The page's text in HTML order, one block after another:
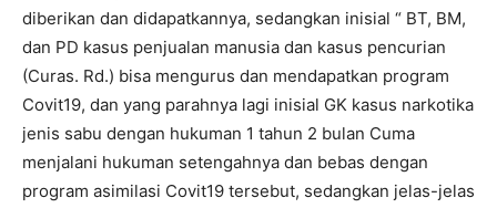
diberikan dan didapatkannya, sedangkan inisial “ BT, BM,
dan PD kasus penjualan manusia dan kasus pencurian
(Curas. Rd.) bisa mengurus dan mendapatkan program
Covit19, dan yang parahnya lagi inisial GK kasus narkotika
jenis sabu dengan hukuman 1 tahun 2 bulan Cuma
menjalani hukuman setengahnya dan bebas dengan
program asimilasi Covit19 tersebut, sedangkan jelas-jelas